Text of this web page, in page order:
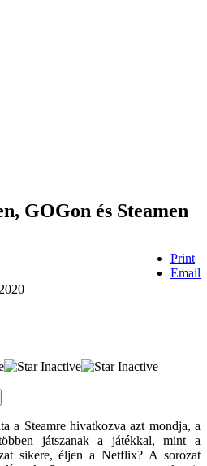
GOGon és Steamen
Print
Email
a Steamre hivatkozva azt mondja, a
játszanak a játékkal, mint a
sikere, éljen a Netflix? A sorozat